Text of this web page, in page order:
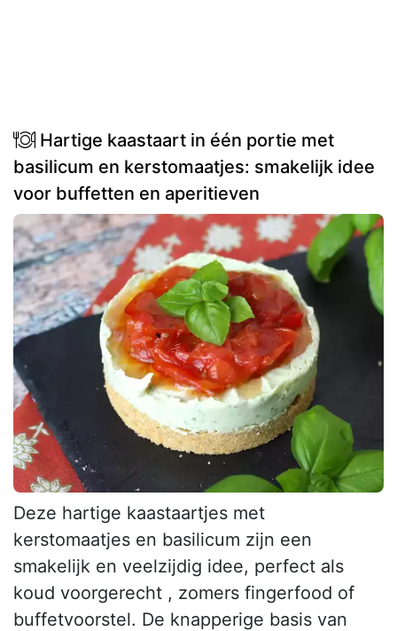
Hartige kaastaart in één portie met
basilicum en kerstomaatjes: smakelijk idee
voor buffetten en aperitieven
Deze hartige kaastaartjes met
kerstomaatjes en basilicum zijn een
smakelijk en veelzijdig idee, perfect als
koud voorgerecht , zomers fingerfood of
buffetvoorstel. De knapperige basis van